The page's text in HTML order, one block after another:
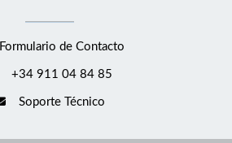
Formulario de Contacto
+34 911 04 84 85
Soporte Técnico